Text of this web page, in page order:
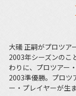
大礒 正嗣がプロツア
2003年シーズンのこ
わりに、プロツアー
2003準優勝。プロツ
ー・プレイヤーが生